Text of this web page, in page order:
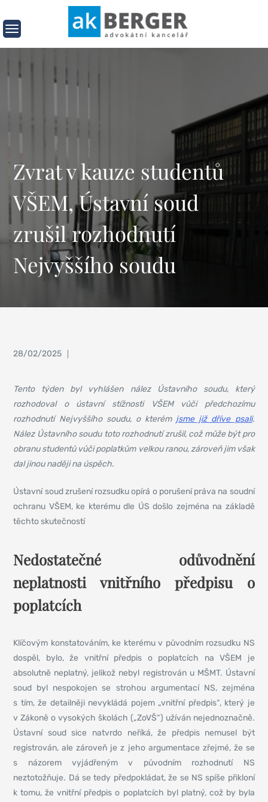
Berger
Zvrat v kauze studentů
VŠEM, Ústavní soud
zrušil rozhodnutí
Nejvyššího soudu
28/02/2025
Tento týden byl vyhlášen nález Ústavního soudu, který
rozhodoval o ústavní stížnosti VŠEM vůči předchozímu
rozhodnutí Nejvyššího soudu, o kterém jsme již dříve psali.
Nález Ústavního soudu toto rozhodnutí zrušil, což může být pro
obranu studentů vůči poplatkům velkou ranou, zároveň jim však
dal jinou naději na úspěch.
Ústavní soud zrušení rozsudku opírá o porušení práva na soudní
ochranu VŠEM, ke kterému dle ÚS došlo zejména na základě
těchto skutečností
Nedostatečné odůvodnění
neplatnosti vnitřního předpisu o
poplatcích
Klíčovým konstatováním, ke kterému v původním rozsudku NS
dospěl, bylo, že vnitřní předpis o poplatcích na VŠEM je
absolutně neplatný, jelikož nebyl registrován u MŠMT. Ústavní
soud byl nespokojen se strohou argumentací NS, zejména
s tím, že detailněji nevykládá pojem „vnitřní předpis“, který je
v Zákoně o vysokých školách („ZoVŠ“) užíván nejednoznačně.
Ústavní soud sice natvrdo neříká, že předpis nemusel být
registrován, ale zároveň je z jeho argumentace zřejmé, že se
s názorem vyjádřeným v původním rozhodnutí NS
neztotožňuje. Dá se tedy předpokládat, že se NS spíše přikloní
k tomu, že vnitřní předpis o poplatcích byl platný, což by byla